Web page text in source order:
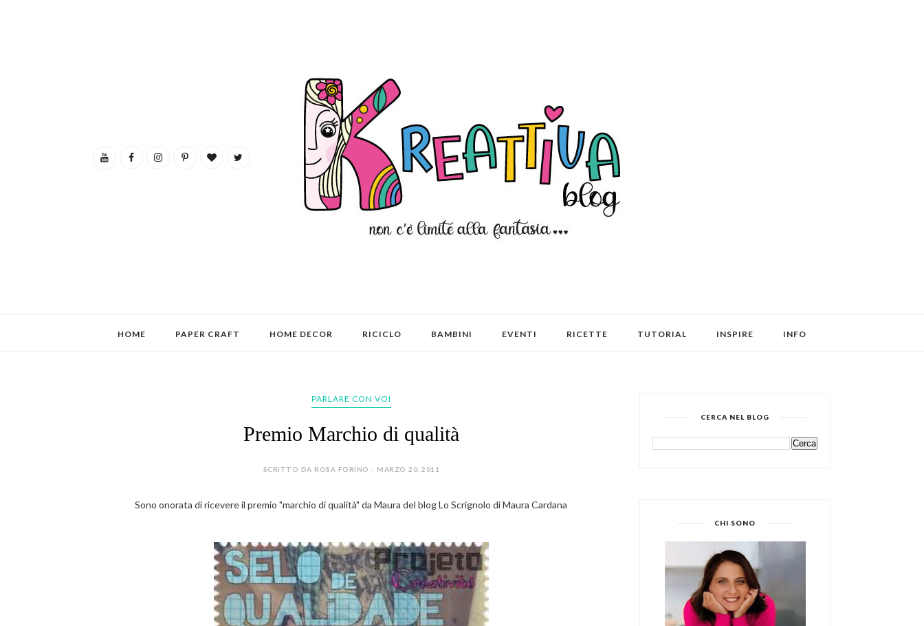
HOME PAPER CRAFT HOME DECOR RICICLO BAMBINI EVENTI RICETTE TUTORIAL INSPIRE INFO
PARLARE CON VOI
Premio Marchio di qualità
SCRITTO DA ROSA FORINO - MARZO 20, 2011
Sono onorata di ricevere il premio "marchio di qualità" da Maura del blog Lo Scrignolo di Maura Cardana
CERCA NEL BLOG
CHI SONO